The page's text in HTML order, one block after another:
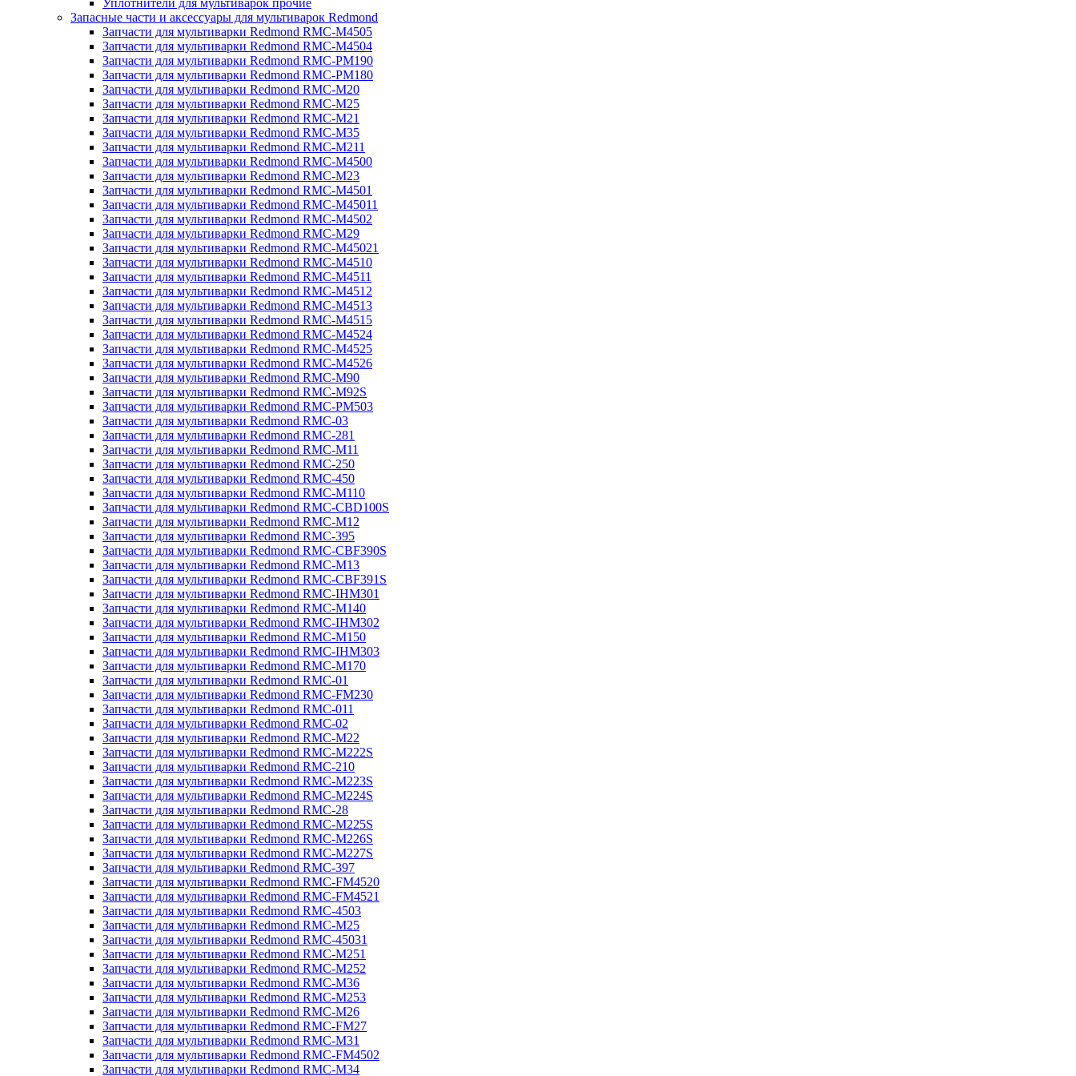
Уплотнители для мультиварок прочие
Запасные части и аксессуары для мультиварок Redmond
Запчасти для мультиварки Redmond RMC-M4505
Запчасти для мультиварки Redmond RMC-M4504
Запчасти для мультиварки Redmond RMC-PM190
Запчасти для мультиварки Redmond RMC-PM180
Запчасти для мультиварки Redmond RMC-M20
Запчасти для мультиварки Redmond RMC-M25
Запчасти для мультиварки Redmond RMC-M21
Запчасти для мультиварки Redmond RMC-M35
Запчасти для мультиварки Redmond RMC-M211
Запчасти для мультиварки Redmond RMC-M4500
Запчасти для мультиварки Redmond RMC-M23
Запчасти для мультиварки Redmond RMC-M4501
Запчасти для мультиварки Redmond RMC-M45011
Запчасти для мультиварки Redmond RMC-M4502
Запчасти для мультиварки Redmond RMC-M29
Запчасти для мультиварки Redmond RMC-M45021
Запчасти для мультиварки Redmond RMC-M4510
Запчасти для мультиварки Redmond RMC-M4511
Запчасти для мультиварки Redmond RMC-M4512
Запчасти для мультиварки Redmond RMC-M4513
Запчасти для мультиварки Redmond RMC-M4515
Запчасти для мультиварки Redmond RMC-M4524
Запчасти для мультиварки Redmond RMC-M4525
Запчасти для мультиварки Redmond RMC-M4526
Запчасти для мультиварки Redmond RMC-M90
Запчасти для мультиварки Redmond RMC-M92S
Запчасти для мультиварки Redmond RMC-PM503
Запчасти для мультиварки Redmond RMC-03
Запчасти для мультиварки Redmond RMC-281
Запчасти для мультиварки Redmond RMC-M11
Запчасти для мультиварки Redmond RMC-250
Запчасти для мультиварки Redmond RMC-450
Запчасти для мультиварки Redmond RMC-M110
Запчасти для мультиварки Redmond RMC-CBD100S
Запчасти для мультиварки Redmond RMC-M12
Запчасти для мультиварки Redmond RMC-395
Запчасти для мультиварки Redmond RMC-CBF390S
Запчасти для мультиварки Redmond RMC-M13
Запчасти для мультиварки Redmond RMC-CBF391S
Запчасти для мультиварки Redmond RMC-IHM301
Запчасти для мультиварки Redmond RMC-M140
Запчасти для мультиварки Redmond RMC-IHM302
Запчасти для мультиварки Redmond RMC-M150
Запчасти для мультиварки Redmond RMC-IHM303
Запчасти для мультиварки Redmond RMC-M170
Запчасти для мультиварки Redmond RMC-01
Запчасти для мультиварки Redmond RMC-FM230
Запчасти для мультиварки Redmond RMC-011
Запчасти для мультиварки Redmond RMC-02
Запчасти для мультиварки Redmond RMC-M22
Запчасти для мультиварки Redmond RMC-M222S
Запчасти для мультиварки Redmond RMC-210
Запчасти для мультиварки Redmond RMC-M223S
Запчасти для мультиварки Redmond RMC-M224S
Запчасти для мультиварки Redmond RMC-28
Запчасти для мультиварки Redmond RMC-M225S
Запчасти для мультиварки Redmond RMC-M226S
Запчасти для мультиварки Redmond RMC-M227S
Запчасти для мультиварки Redmond RMC-397
Запчасти для мультиварки Redmond RMC-FM4520
Запчасти для мультиварки Redmond RMC-FM4521
Запчасти для мультиварки Redmond RMC-4503
Запчасти для мультиварки Redmond RMC-M25
Запчасти для мультиварки Redmond RMC-45031
Запчасти для мультиварки Redmond RMC-M251
Запчасти для мультиварки Redmond RMC-M252
Запчасти для мультиварки Redmond RMC-M36
Запчасти для мультиварки Redmond RMC-M253
Запчасти для мультиварки Redmond RMC-M26
Запчасти для мультиварки Redmond RMC-FM27
Запчасти для мультиварки Redmond RMC-M31
Запчасти для мультиварки Redmond RMC-FM4502
Запчасти для мультиварки Redmond RMC-M34